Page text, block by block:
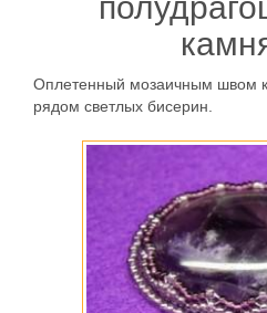
Оплетенный мозаичным швом
рядом светлых бисерин.